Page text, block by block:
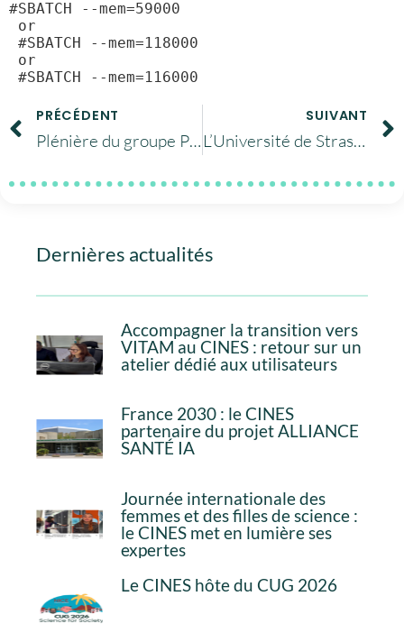
#SBATCH --mem=59000
or
#SBATCH --mem=118000
or
#SBATCH --mem=116000
PRÉCÉDENT
Plénière du groupe PIN le 12 septembre à Paris
SUIVANT
L’Université de Strasbourg archive désormais au CINES
Dernières actualités
Accompagner la transition vers
VITAM au CINES : retour sur un
atelier dédié aux utilisateurs
France 2030 : le CINES
partenaire du projet ALLIANCE
SANTÉ IA
Journée internationale des
femmes et des filles de science :
le CINES met en lumière ses
expertes
Le CINES hôte du CUG 2026